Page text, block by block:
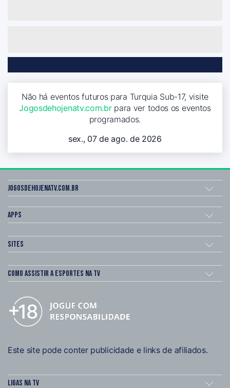
Não há eventos futuros para Turquia Sub-17, visite
Jogosdehojenatv.com.brpara ver todos os eventos
programados.
sex., 07 de ago. de 2026
Jogosdehojenatv.com.br
Apps
Sites
Como assistir a esportes na TV
Este site pode conter publicidade e links de afiliados.
Ligas na TV